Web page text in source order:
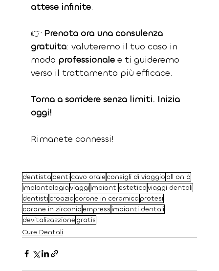
attese infinite.
👉 Prenota ora una consulenza
gratuita: valuteremo il tuo caso in
modo professionale e ti guideremo
verso il trattamento più efficace.
Torna a sorridere senza limiti. Inizia
oggi!
Rimanete connessi!
dentista denticavo orale consigli di viaggio all on 6
implantologiaviaggiimpiantiesteticaviaggi dentali
dentisticroazia corone in ceramica protesi
corone in zirconioempress impianti dentali
devitalizazzione gratis
Cure Dentali